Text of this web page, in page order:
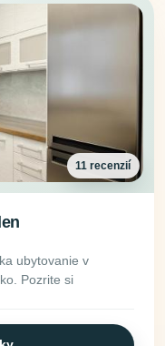
11 recenzií
ubytovanie v
Pozrite si